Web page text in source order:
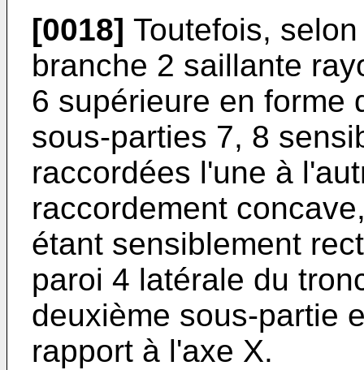
[0018] Toutefois,
branche 2 saillante
6 supérieure en forme
sous-parties 7, 8
raccordées l'une à
raccordement
étant sensiblement
paroi 4 latérale du
deuxième sous-partie
rapport à l'axe X.